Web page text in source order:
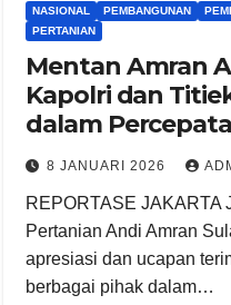
NASIONAL PEMBANGUNAN
PERTANIAN
Mentan Amran
Kapolri dan
dalam
Pangan
8 JANUARI 2026
REPORTASE JAKARTA
Pertanian Andi Amran
apresiasi dan ucapan
berbagai pihak dalam…